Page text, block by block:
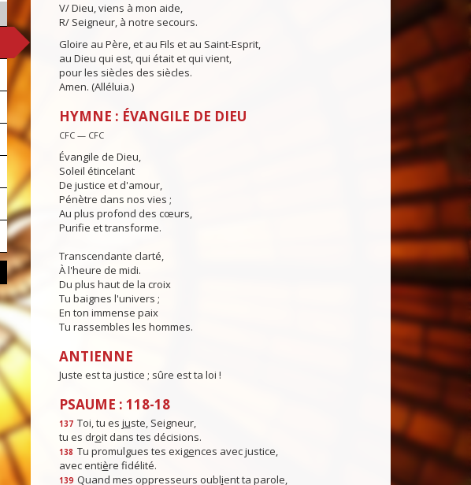
V/ Dieu, viens à mon aide,
R/ Seigneur, à notre secours.
Gloire au Père, et au Fils et au Saint-Esprit,
au Dieu qui est, qui était et qui vient,
pour les siècles des siècles.
Amen. (Alléluia.)
HYMNE : ÉVANGILE DE DIEU
CFC — CFC
Évangile de Dieu,
Soleil étincelant
De justice et d'amour,
Pénètre dans nos vies ;
Au plus profond des cœurs,
Purifie et transforme.
Transcendante clarté,
À l'heure de midi.
Du plus haut de la croix
Tu baignes l'univers ;
En ton immense paix
Tu rassembles les hommes.
ANTIENNE
Juste est ta justice ; sûre est ta loi !
PSAUME : 118-18
137 Toi, tu es juste, Seigneur,
tu es droit dans tes décisions.
138 Tu promulgues tes exigences avec justice,
avec entière fidélité.
139 Quand mes oppresseurs oublient ta parole,